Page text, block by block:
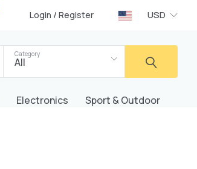
Login / Register USD
Category
All
Electronics Sport & Outdoor